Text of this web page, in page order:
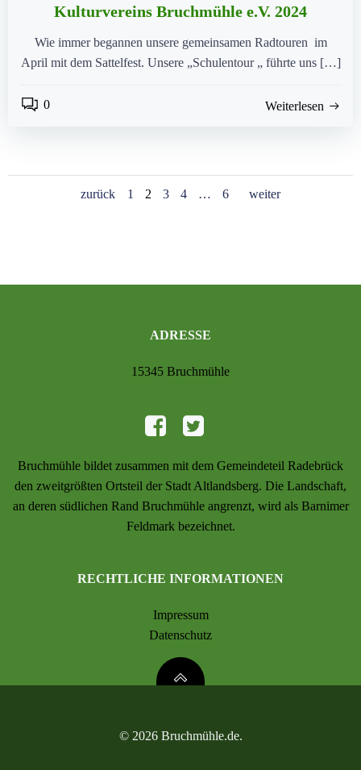
Kulturvereins Bruchmühle e.V. 2024
Wie immer begannen unsere gemeinsamen Radtouren im
April mit dem Sattelfest. Unsere „Schulentour „ führte uns […]
0 Weiterlesen
Posts
zurück
Posts
Page
1 Page
2 Page
3 Page
4 … Page
6
Posts
weiter
ADRESSE
15345 Bruchmühle
Bruchmühle bildet zusammen mit dem Gemeindeteil Radebrück
den zweitgrößten Ortsteil der Stadt Altlandsberg. Die Landschaft,
an deren südlichen Rand Bruchmühle angrenzt, wird als Barnimer
Feldmark bezeichnet.
RECHTLICHE INFORMATIONEN
Impressum
Datenschutz
© 2026 Bruchmühle.de.